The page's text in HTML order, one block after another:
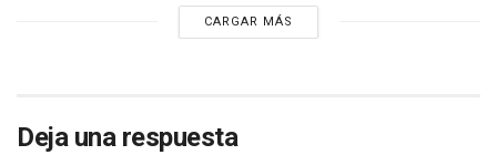
CARGAR MÁS
Deja una respuesta